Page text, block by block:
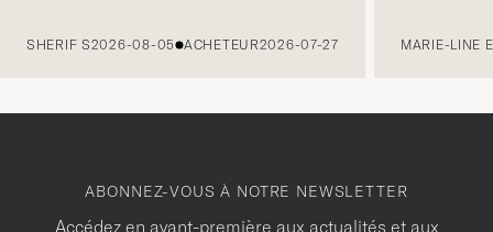
SHERIF S2026-08-05 ACHETEUR2026-07-27 MARIE-LINE
ABONNEZ-VOUS À NOTRE NEWSLETTER
Accédez en avant-première aux actualités et aux